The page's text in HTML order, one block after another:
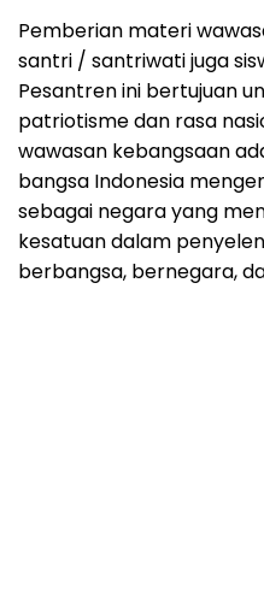
Pemberian materi
santri / santriwati juga
Pesantren ini bertujuan
patriotisme dan rasa
wawasan kebangsaan
bangsa Indonesia
sebagai negara yang
kesatuan dalam
berbangsa, bernegara,